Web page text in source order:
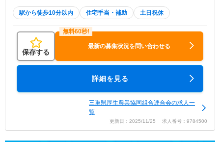
駅から徒歩10分以内 住宅手当・補助 土日祝休
保存する
最新の募集状況を問い合わせる
詳細を見る
三重県厚生農業協同組合連合会の求人一
覧
更新日：2025/11/25 求人番号：9784500